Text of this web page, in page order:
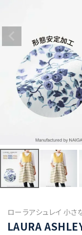
ローラアシュレイ 小
LAURA